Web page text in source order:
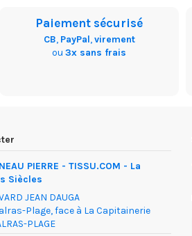
Paiement sécurisé
CB, PayPal,virement
ou3x sans frais
PIERRE - TISSU.COM - La
Siècles
JEAN DAUGA
Plage, face à La Capitainerie
PLAGE